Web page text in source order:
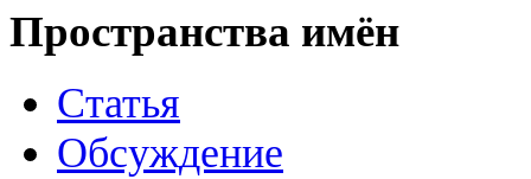
Пространства имён
Статья
Обсуждение